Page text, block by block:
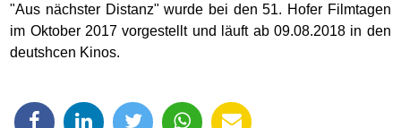
"Aus nächster Distanz" wurde bei den 51. Hofer Filmtagen
im Oktober 2017 vorgestellt und läuft ab 09.08.2018 in den
deutshcen Kinos.